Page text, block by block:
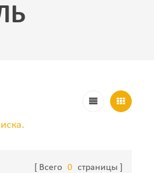
Всего 0 страницы